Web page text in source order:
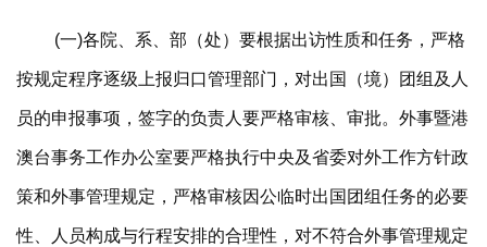
(一)各院、系、部（处）要根据出访性质和任务，严格
按规定程序逐级上报归口管理部门，对出国（境）团组及人
员的申报事项，签字的负责人要严格审核、审批。外事暨港
澳台事务工作办公室要严格执行中央及省委对外工作方针政
策和外事管理规定，严格审核因公临时出国团组任务的必要
性、人员构成与行程安排的合理性，对不符合外事管理规定